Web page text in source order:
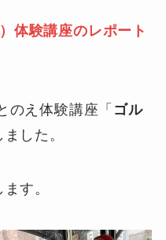
体験講座のレポート
のえ体験講座「 ゴル
した。
す。